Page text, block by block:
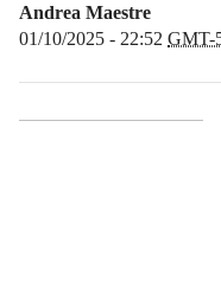
Andrea Maestre
01/10/2025 - 22:52 GMT-